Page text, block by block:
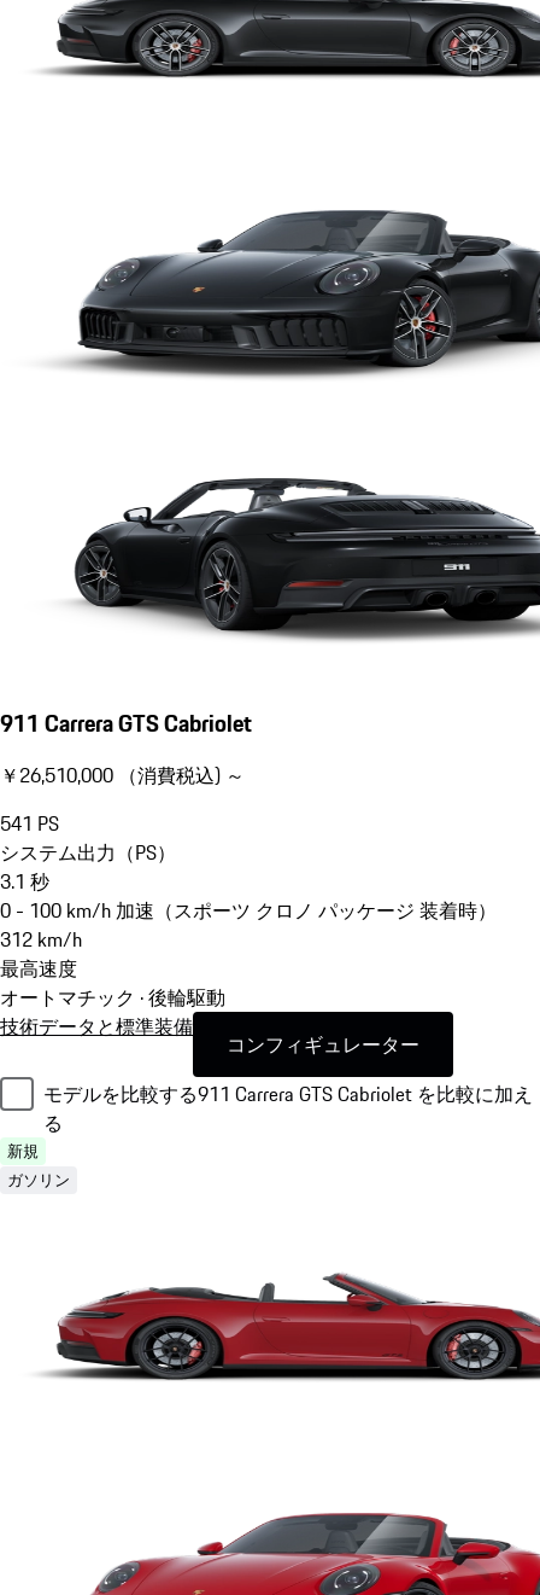
911 Carrera GTS Cabriolet
￥26,510,000 （消費税込) ～
541 PS
システム出力（PS）
3.1 秒
0 - 100 km/h 加速（スポーツ クロノ パッケージ 装着時）
312 km/h
最高速度
オートマチック · 後輪駆動
技術データと標準装備
コンフィギュレーター
モデルを比較する911 Carrera GTS Cabriolet を比較に加え
る
新規
ガソリン